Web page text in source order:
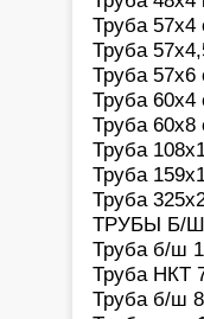
Труба
Труба
Труба 57х6
Труба 60х4
Труба 60х8
Труба
Труба
Труба
ТРУБЫ Б/Ш
Труба б/ш
Труба НКТ
Труба б/ш